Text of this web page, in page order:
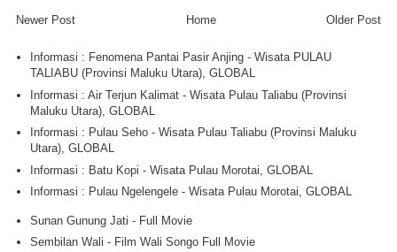
Newer Post Older Post
Home
Informasi : Fenomena Pantai Pasir Anjing - Wisata PULAU
TALIABU (Provinsi Maluku Utara), GLOBAL
Informasi : Air Terjun Kalimat - Wisata Pulau Taliabu (Provinsi
Maluku Utara), GLOBAL
Informasi : Pulau Seho - Wisata Pulau Taliabu (Provinsi Maluku
Utara), GLOBAL
Informasi : Batu Kopi - Wisata Pulau Morotai, GLOBAL
Informasi : Pulau Ngelengele - Wisata Pulau Morotai, GLOBAL
Sunan Gunung Jati - Full Movie
Sembilan Wali - Film Wali Songo Full Movie